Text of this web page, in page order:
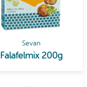
Sevan
Falafelmix 200g